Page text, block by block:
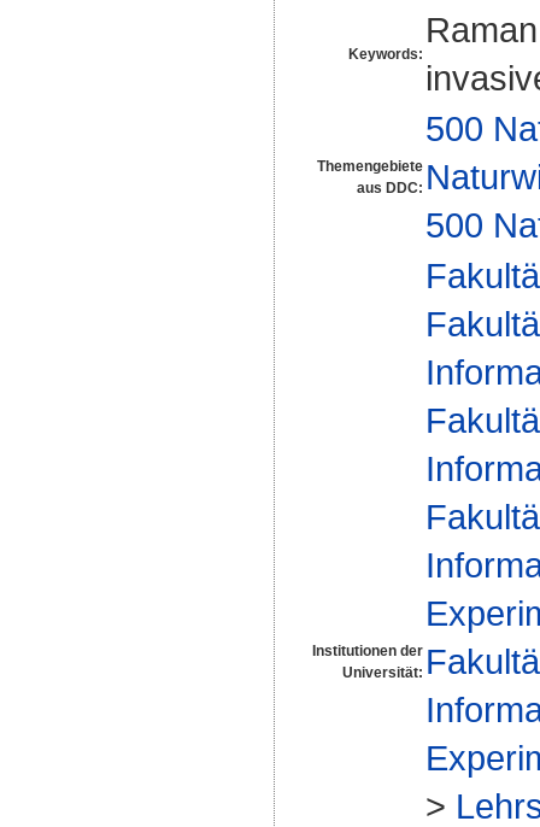
Keywords:
Themengebiete
aus DDC:
500
500
Institutionen der
Universität:
>